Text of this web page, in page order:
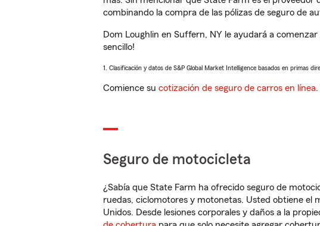
combinando la compra de las pólizas de seguro de
Dom Loughlin en Suffern, NY le ayudará a
sencillo!
1. Clasificación y datos de S&P Global Market Intelligence basados en primas
Comience su cotización de seguro de carros en línea
Seguro de motocicleta
¿Sabía que State Farm ha ofrecido seguro de
ruedas, ciclomotores y motonetas. Usted obtiene el
Unidos. Desde lesiones corporales y daños a la